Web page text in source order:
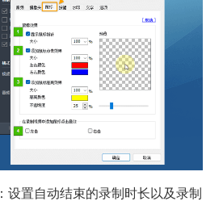
：设置自动结束的录制时长以及录制